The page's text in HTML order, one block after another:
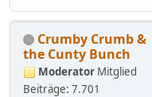
Crumby Crumb &
the Cunty Bunch
Moderator Mitglied
Beiträge: 7.701